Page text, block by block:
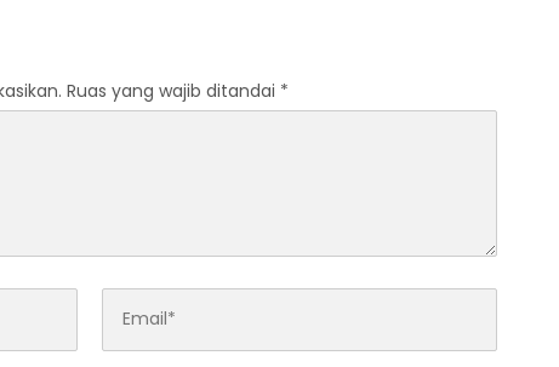
Banjarsari
Ruas yang wajib ditandai *